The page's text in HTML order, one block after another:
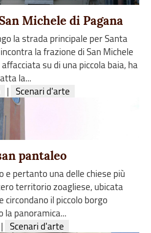
Michele di Pagana
la strada principale per Santa
la frazione di San Michele
su di una piccola baia, ha
la...
| Scenari d'arte
pantaleo
e pertanto una delle chiese più
territorio zoagliese, ubicata
circondano il piccolo borgo
la panoramica...
| Scenari d'arte